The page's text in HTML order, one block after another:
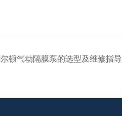
尔顿气动隔膜泵的选型及维修指导